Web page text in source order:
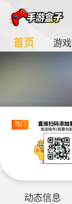
首页 游戏
热门
动态信息